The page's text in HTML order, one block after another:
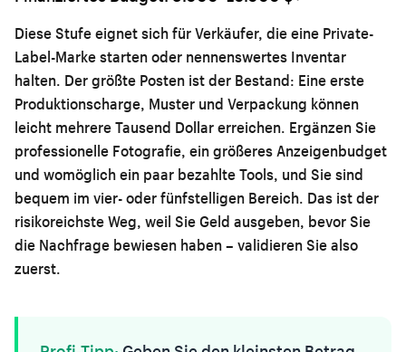
Diese Stufe eignet sich für Verkäufer, die eine Private-
Label-Marke starten oder nennenswertes Inventar
halten. Der größte Posten ist der Bestand: Eine erste
Produktionscharge, Muster und Verpackung können
leicht mehrere Tausend Dollar erreichen. Ergänzen Sie
professionelle Fotografie, ein größeres Anzeigenbudget
und womöglich ein paar bezahlte Tools, und Sie sind
bequem im vier- oder fünfstelligen Bereich. Das ist der
risikoreichste Weg, weil Sie Geld ausgeben, bevor Sie
die Nachfrage bewiesen haben – validieren Sie also
zuerst.